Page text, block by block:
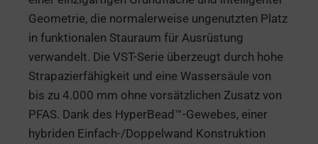
Geometrie, die normalerweise ungenutzten Platz
in funktionalen Stauraum für Ausrüstung
verwandelt. Die VST-Serie überzeugt durch hohe
Strapazierfähigkeit und eine Wassersäule von
bis zu 4.000 mm ohne vorsätzlichen Zusatz von
PFAS. Dank des HyperBead™-Gewebes, einer
hybriden Einfach-/Doppelwand Konstruktion